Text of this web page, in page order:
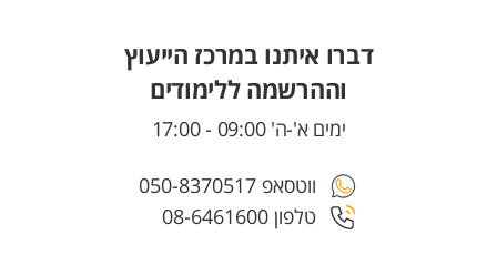
דברו איתנו במרכז הייעוץ
וההרשמה ללימודים
ימים א'-ה' 09:00 - 17:00
טלפון 08-6461600
ווטסאפ 050-8370517